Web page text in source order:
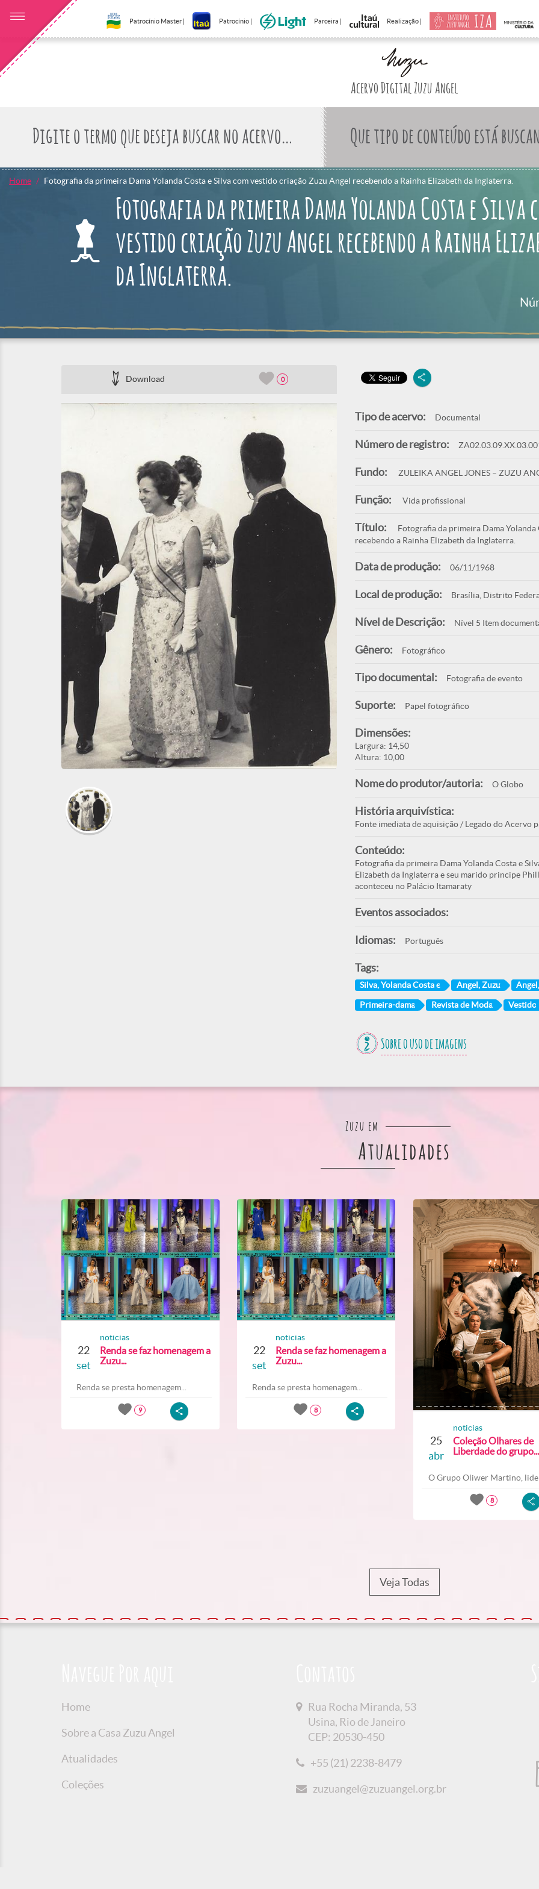
Patrocínio Master | Patrocínio | Parceira | Realização |
Acervo Digital Zuzu Angel
Que tipo de conteúdo está
Home Fotografia da primeira Dama Yolanda Costa e Silva com vestido criação Zuzu Angel recebendo a Rainha Elizabeth da Inglaterra.
Fotografia da primeira Dama Yolanda Costa e Silva
vestido criação Zuzu Angel recebendo a Rainha
da Inglaterra.
Download 0
Tipo de acervo: Documental
Número de registro:
Fundo: ZULEIKA ANGEL JONES – ZUZU
Função: Vida profissional
Título:
Fotografia da primeira Dama
recebendo a Rainha Elizabeth da Inglaterra.
Data de produção: 06/11/1968
Local de produção: Brasília, Distrito
Nível de Descrição: Nível 5 Item
Gênero: Fotográfico
Tipo documental: Fotografia de evento
Suporte: Papel fotográfico
Dimensões:
Largura: 14,50
Altura: 10,00
Nome do produtor/autoria: O Globo
História arquivística:
Fonte imediata de aquisição / Legado do Acervo
Conteúdo:
Fotografia da primeira Dama Yolanda Costa e
Elizabeth da Inglaterra e seu marido principe
aconteceu no Palácio Itamaraty
Eventos associados:
Idiomas: Português
Tags:
Silva, Yolanda Costa e Angel, Zuzu
Primeira-dama Revista de Moda Vestido
Sobre o uso de imagens
Zuzu em
Atualidades
22
set
noticias
Renda se faz homenagem a
Zuzu...
Renda se presta homenagem...
9
22
set
noticias
Renda se faz homenagem a
Zuzu...
Renda se presta homenagem...
8
25
abr
noticias
Coleção Olhares de
Liberdade do grupo...
O Grupo Oliwer Martino,
8
Veja Todas
Home
Sobre a Casa Zuzu Angel
Atualidades
Coleções
Rua Rocha Miranda, 53
Usina, Rio de Janeiro
CEP: 20530-450
+55 (21) 2238-8479
zuzuangel@zuzuangel.org.br